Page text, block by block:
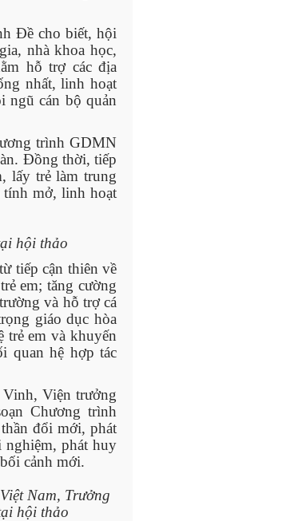
Đề cho biết, hội
nhà khoa học,
hỗ trợ các địa
nhất, linh hoạt
ngũ cán bộ quản
trình GDMN
Đồng thời, tiếp
lấy trẻ làm trung
tính mở, linh hoạt
hội thảo
tiếp cận thiên về
em; tăng cường
và hỗ trợ cá
giáo dục hòa
trẻ em và khuyến
quan hệ hợp tác
Viện trưởng
Chương trình
đổi mới, phát
nghiệm, phát huy
cảnh mới.
Nam, Trưởng
hội thảo